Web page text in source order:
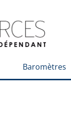
Baromètres